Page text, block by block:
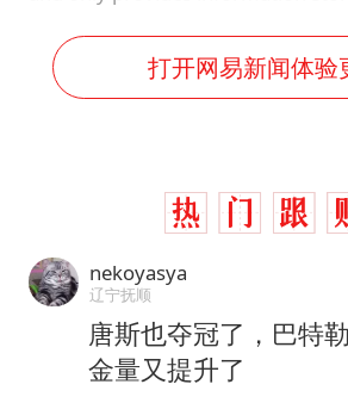
打开网易新闻体验
nekoyasya
辽宁抚顺
唐斯也夺冠了，巴特
金量又提升了